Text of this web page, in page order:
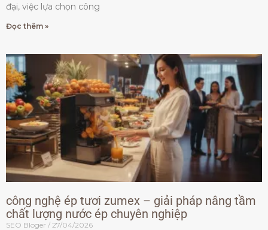
đại, việc lựa chọn công
Đọc thêm »
công nghệ ép tươi zumex – giải pháp nâng tầm
chất lượng nước ép chuyên nghiệp
SEO Bloger 27/04/2026